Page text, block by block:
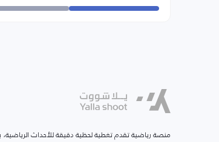
منصة رياضية تقدم تغطية لحظية دقيقة للأحداث